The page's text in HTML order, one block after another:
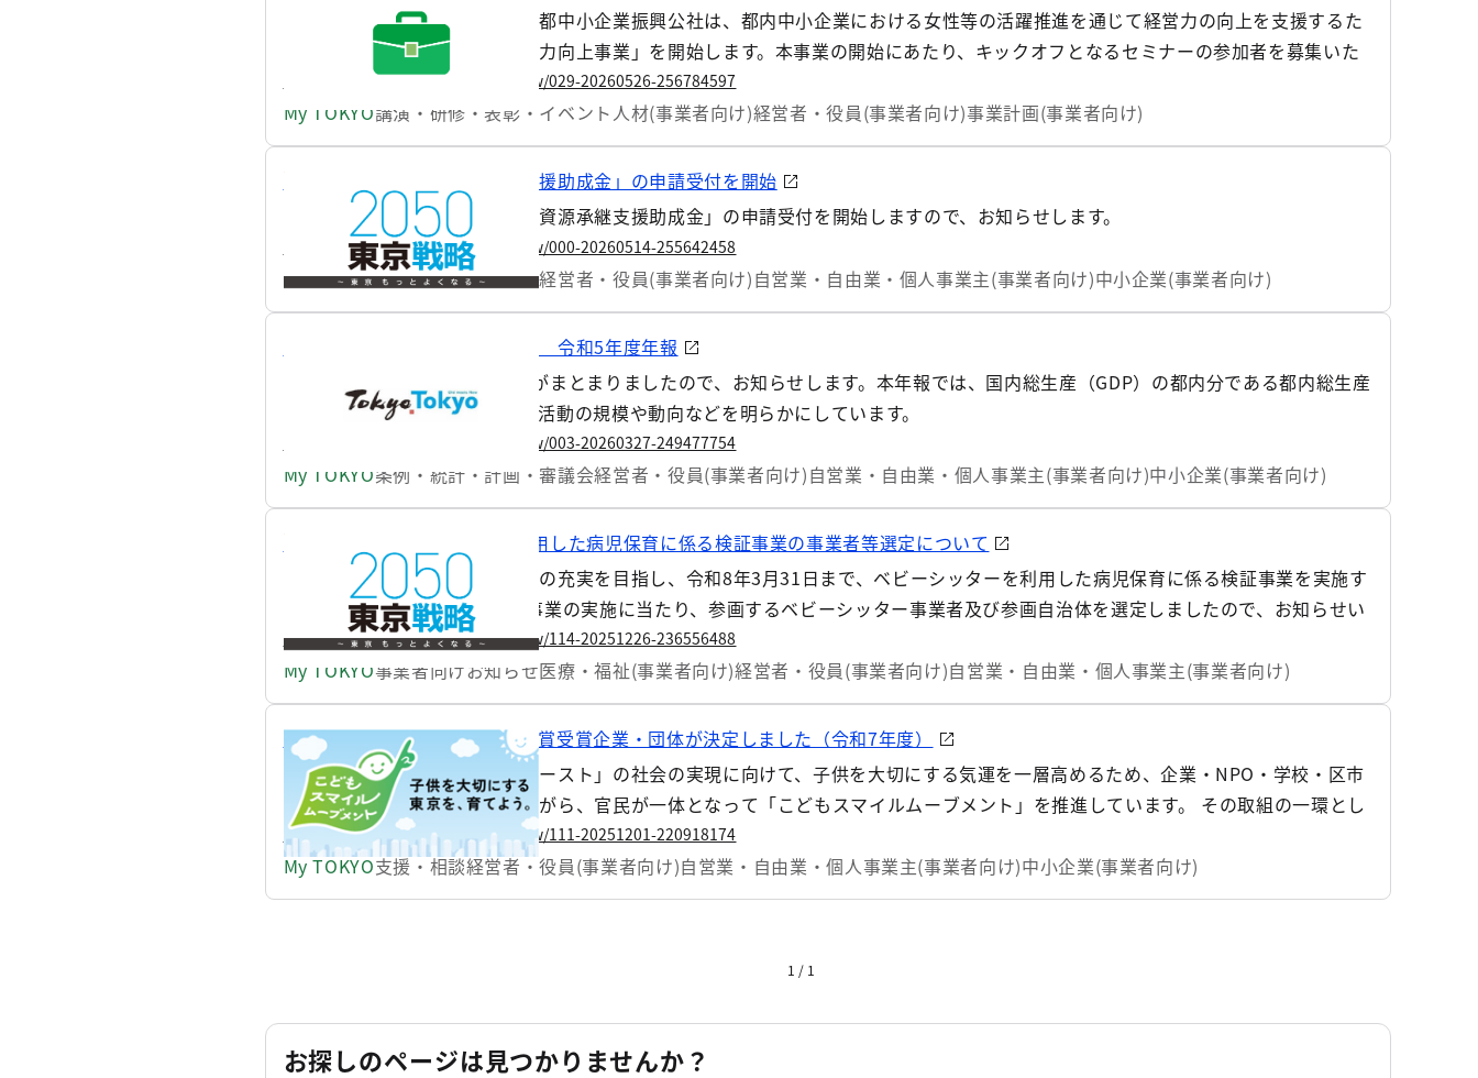
東京都および公益財団法人東京都中小企業振興公社は、都内中小企業における女性等の活躍推進を通じて経営力の向上を支援するた
め、「女性活躍推進による経営力向上事業」を開始します。本事業の開始にあたり、キックオフとなるセミナーの参加者を募集いた
します。
https://www.my.metro.tokyo.lg.jp/w/029-20260526-256784597
My TOKYO講演・研修・表彰・イベント人材(事業者向け)経営者・役員(事業者向け)事業計画(事業者向け)
「多摩・島しょ地域資源承継支援助成金」の申請受付を開始
このたび、「多摩・島しょ地域資源承継支援助成金」の申請受付を開始しますので、お知らせします。
https://www.my.metro.tokyo.lg.jp/w/000-20260514-255642458
My TOKYO助成・給付金・融資経営者・役員(事業者向け)自営業・自由業・個人事業主(事業者向け)中小企業(事業者向け)
都民経済計算（都内総生産等） 令和5年度年報
都民経済計算の令和5年度年報がまとまりましたので、お知らせします。本年報では、国内総生産（GDP）の都内分である都内総生産
等を推計しており、都内の経済活動の規模や動向などを明らかにしています。
https://www.my.metro.tokyo.lg.jp/w/003-20260327-249477754
My TOKYO条例・統計・計画・審議会経営者・役員(事業者向け)自営業・自由業・個人事業主(事業者向け)中小企業(事業者向け)
令和7年度ベビーシッターを利用した病児保育に係る検証事業の事業者等選定について
都では、東京の病児保育の一層の充実を目指し、令和8年3月31日まで、ベビーシッターを利用した病児保育に係る検証事業を実施す
ることといたしました。 検証事業の実施に当たり、参画するベビーシッター事業者及び参画自治体を選定しましたので、お知らせい
たします。
https://www.my.metro.tokyo.lg.jp/w/114-20251226-236556488
My TOKYO事業者向けお知らせ医療・福祉(事業者向け)経営者・役員(事業者向け)自営業・自由業・個人事業主(事業者向け)
こどもスマイルムーブメント大賞受賞企業・団体が決定しました（令和7年度）
東京都では、「チルドレンファースト」の社会の実現に向けて、子供を大切にする気運を一層高めるため、企業・NPO・学校・区市
町村など幅広い主体と連携しながら、官民が一体となって「こどもスマイルムーブメント」を推進しています。 その取組の一環とし
て、子供の笑顔を育む先進的な取組を行う、こどもスマイルムーブメント参画企業・団体を「こどもスマイルムーブメント大賞」と
して表彰しています。 この度、下記のとおり今年度の受賞企業・団体が決定しましたので、お知らせします。
https://www.my.metro.tokyo.lg.jp/w/111-20251201-220918174
My TOKYO支援・相談経営者・役員(事業者向け)自営業・自由業・個人事業主(事業者向け)中小企業(事業者向け)
1 / 1
お探しのページは見つかりませんか？